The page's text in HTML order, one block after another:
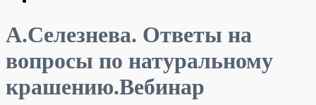
А.Селезнева. Ответы на
вопросы по натуральному
крашению.Вебинар